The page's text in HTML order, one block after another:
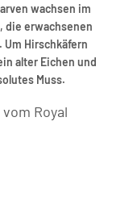
wachsen im
die erwachsenen
Hirschkäfern
alter Eichen und
Muss.
Royal